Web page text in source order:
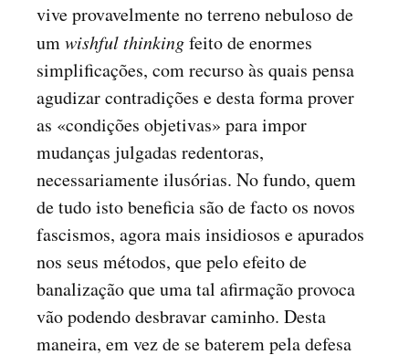
vive provavelmente no terreno nebuloso de
umwishful thinkingfeito de enormes
simplificações, com recurso às quais pensa
agudizar contradições e desta forma prover
as «condições objetivas» para impor
mudanças julgadas redentoras,
necessariamente ilusórias. No fundo, quem
de tudo isto beneficia são de facto os novos
fascismos, agora mais insidiosos e apurados
nos seus métodos, que pelo efeito de
banalização que uma tal afirmação provoca
vão podendo desbravar caminho. Desta
maneira, em vez de se baterem pela defesa